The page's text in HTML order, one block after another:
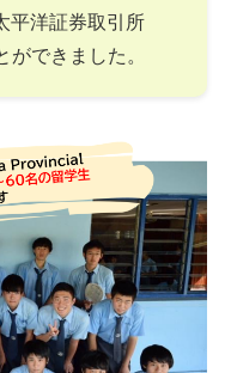
平洋証券取引所
ができました。